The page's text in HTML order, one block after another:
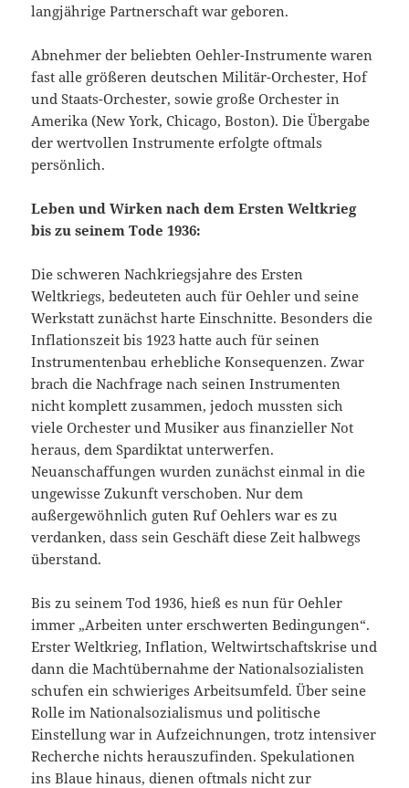
langjährige Partnerschaft war geboren.
Abnehmer der beliebten Oehler-Instrumente waren
fast alle größeren deutschen Militär-Orchester, Hof
und Staats-Orchester, sowie große Orchester in
Amerika (New York, Chicago, Boston). Die Übergabe
der wertvollen Instrumente erfolgte oftmals
persönlich.
Leben und Wirken nach dem Ersten Weltkrieg
bis zu seinem Tode 1936:
Die schweren Nachkriegsjahre des Ersten
Weltkriegs, bedeuteten auch für Oehler und seine
Werkstatt zunächst harte Einschnitte. Besonders die
Inflationszeit bis 1923 hatte auch für seinen
Instrumentenbau erhebliche Konsequenzen. Zwar
brach die Nachfrage nach seinen Instrumenten
nicht komplett zusammen, jedoch mussten sich
viele Orchester und Musiker aus finanzieller Not
heraus, dem Spardiktat unterwerfen.
Neuanschaffungen wurden zunächst einmal in die
ungewisse Zukunft verschoben. Nur dem
außergewöhnlich guten Ruf Oehlers war es zu
verdanken, dass sein Geschäft diese Zeit halbwegs
überstand.
Bis zu seinem Tod 1936, hieß es nun für Oehler
immer „Arbeiten unter erschwerten Bedingungen“.
Erster Weltkrieg, Inflation, Weltwirtschaftskrise und
dann die Machtübernahme der Nationalsozialisten
schufen ein schwieriges Arbeitsumfeld. Über seine
Rolle im Nationalsozialismus und politische
Einstellung war in Aufzeichnungen, trotz intensiver
Recherche nichts herauszufinden. Spekulationen
ins Blaue hinaus, dienen oftmals nicht zur